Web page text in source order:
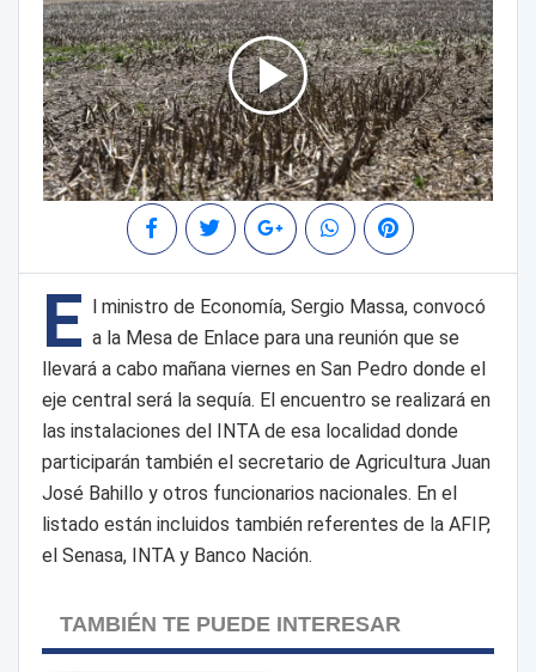
E l ministro de Economía, Sergio Massa, convocó
a la Mesa de Enlace para una reunión que se
llevará a cabo mañana viernes en San Pedro donde el
eje central será la sequía. El encuentro se realizará en
las instalaciones del INTA de esa localidad donde
participarán también el secretario de Agricultura Juan
José Bahillo y otros funcionarios nacionales. En el
listado están incluidos también referentes de la AFIP,
el Senasa, INTA y Banco Nación.
TAMBIÉN TE PUEDE INTERESAR